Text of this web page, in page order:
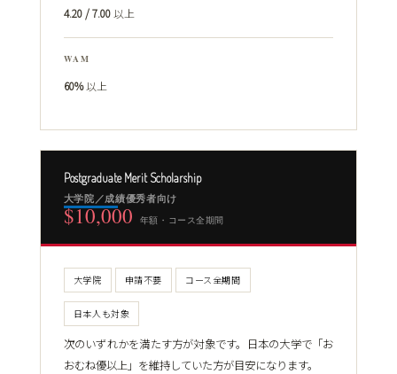
4.20 / 7.00以上
WAM
60%以上
Postgraduate Merit Scholarship
大学院／成績優秀者向け
$10,000 年額・コース全期間
大学院 申請不要 コース全期間
日本人も対象
次のいずれかを満たす方が対象です。日本の大学で「お
おむね優以上」を維持していた方が目安になります。